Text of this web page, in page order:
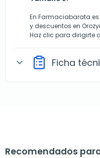
En
y descuentos en
Haz clic para dirigirte
expand_more Ficha
Recomendados